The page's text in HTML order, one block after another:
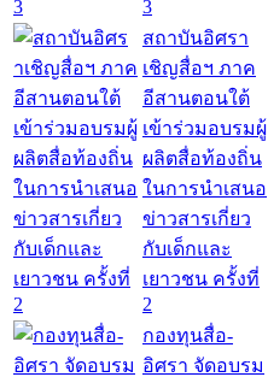
3
สถาบันอิศรา
เชิญสื่อฯ ภาค
อีสานตอนใต้
เข้าร่วมอบรมผู้
ผลิตสื่อท้องถิ่น
ในการนำเสนอ
ข่าวสารเกี่ยว
กับเด็กและ
เยาวชน ครั้งที่
2
กองทุนสื่อ-
อิศรา จัดอบรม